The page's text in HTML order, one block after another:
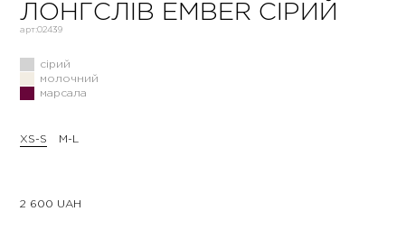
ЛОНГСЛІВ EMBER СІРИЙ
арт:02439
сірий
молочний
марсала
XS-S M-L
2 600 UAH